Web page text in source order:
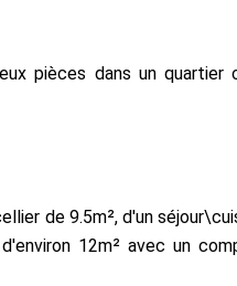
pièces dans un quartier
de 9.5m², d'un
12m² avec un